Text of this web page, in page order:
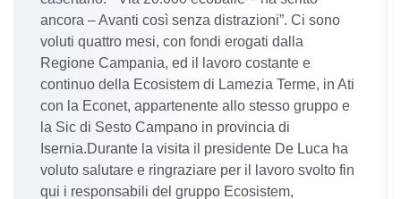
ancora – Avanti così senza distrazioni”. Ci sono
voluti quattro mesi, con fondi erogati dalla
Regione Campania, ed il lavoro costante e
continuo della Ecosistem di Lamezia Terme, in Ati
con la Econet, appartenente allo stesso gruppo e
la Sic di Sesto Campano in provincia di
Isernia.Durante la visita il presidente De Luca ha
voluto salutare e ringraziare per il lavoro svolto fin
qui i responsabili del gruppo Ecosistem,